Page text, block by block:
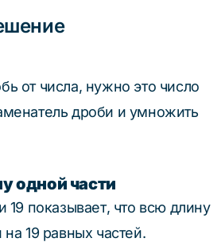
от числа, нужно это число
дроби и умножить
одной части
19 показывает, что всю длину
19 равных частей.